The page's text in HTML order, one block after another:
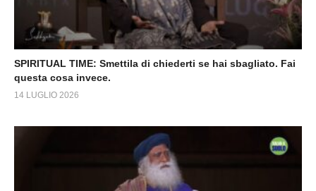
SPIRITUAL TIME: Smettila di chiederti se hai sbagliato. Fai
questa cosa invece.
14 LUGLIO 2026